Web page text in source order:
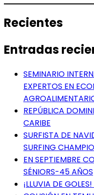
Recientes
Entradas
SEMINARIO
EXPERTOS EN
REPÚBLICA
CARIBE
SURFISTA DE
SURFING
EN SEPTIEMBRE
SÉNIORS-45 AÑOS
¡LLUVIA DE